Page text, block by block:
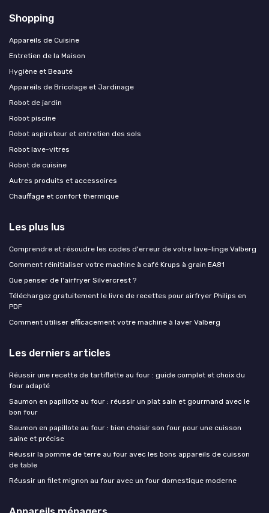
Shopping
Appareils de Cuisine
Entretien de la Maison
Hygiène et Beauté
Appareils de Bricolage et Jardinage
Robot de jardin
Robot piscine
Robot aspirateur et entretien des sols
Robot lave-vitres
Robot de cuisine
Autres produits et accessoires
Chauffage et confort thermique
Les plus lus
Comprendre et résoudre les codes d'erreur de votre lave-linge Valberg
Comment réinitialiser votre machine à café Krups à grain EA81
Que penser de l'airfryer Silvercrest ?
Téléchargez gratuitement le livre de recettes pour airfryer Philips en
PDF
Comment utiliser efficacement votre machine à laver Valberg
Les derniers articles
Réussir une recette de tartiflette au four : guide complet et choix du
four adapté
Saumon en papillote au four : réussir un plat sain et gourmand avec le
bon four
Saumon en papillote au four : bien choisir son four pour une cuisson
saine et précise
Réussir la pomme de terre au four avec les bons appareils de cuisson
de table
Réussir un filet mignon au four avec un four domestique moderne